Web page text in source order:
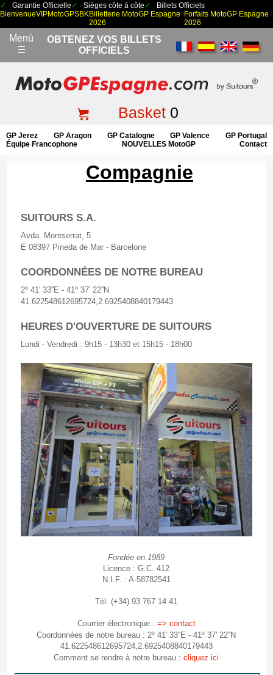
Garantie Officielle Sièges côte à côte
Billets Officiels
BienvenueVIPMotoGPSBKBilletterie MotoGP Espagne
2026
Forfaits MotoGP Espagne
2026
Menú
☰
OBTENEZ VOS BILLETS
OFFICIELS
Basket0
GP Jerez GP Aragon GP Catalogne GP Valence
GP Portugal
Équipe Francophone
NOUVELLES MotoGP Contact
Compagnie
SUITOURS S.A.
Avda. Montserrat, 5
E 08397 Pineda de Mar - Barcelone
COORDONNÉES DE NOTRE BUREAU
2º 41' 33''E - 41º 37' 22''N
41.622548612695724,2.6925408840179443
HEURES D'OUVERTURE DE SUITOURS
Lundi - Vendredi : 9h15 - 13h30 et 15h15 - 18h00
Fondée en 1989
Licence : G.C. 412
N.I.F. : A-58782541
Tél. (+34) 93 767 14 41
Courrier électronique : => contact
Coordonnées de notre bureau : 2º 41' 33''E - 41º 37' 22''N
41.622548612695724,2.6925408840179443
Comment se rendre à notre bureau :cliquez ici